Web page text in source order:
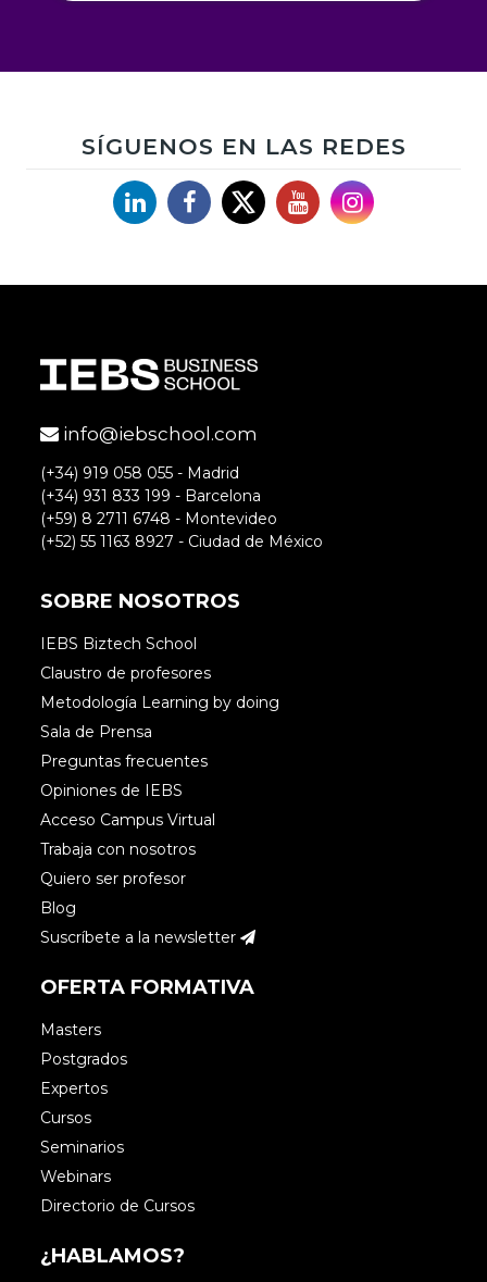
SÍGUENOS EN LAS REDES
LinkedinFacebook
X YouTubeInstagram
info@iebschool.com
(+34) 919 058 055 - Madrid
(+34) 931 833 199 - Barcelona
(+59) 8 2711 6748 - Montevideo
(+52) 55 1163 8927 - Ciudad de México
SOBRE NOSOTROS
IEBS Biztech School
Claustro de profesores
Metodología Learning by doing
Sala de Prensa
Preguntas frecuentes
Opiniones de IEBS
Acceso Campus Virtual
Trabaja con nosotros
Quiero ser profesor
Blog
Suscríbete a la newsletter
OFERTA FORMATIVA
Masters
Postgrados
Expertos
Cursos
Seminarios
Webinars
Directorio de Cursos
¿HABLAMOS?